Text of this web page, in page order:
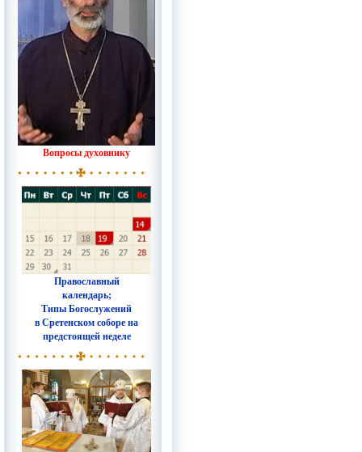
Вопросы духовнику
Православный
календарь;
Типы Богослужений
в Сретенском соборе на
предстоящей неделе